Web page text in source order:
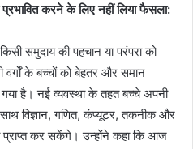
प्रभावित करने के लिए नहीं लिया फैसला:
समुदाय की पहचान या परंपरा को
के बच्चों को बेहतर और समान
है। नई व्यवस्था के तहत बच्चे अपनी
विज्ञान, गणित, कंप्यूटर, तकनीक और
प्राप्त कर सकेंगे। उन्होंने कहा कि आज